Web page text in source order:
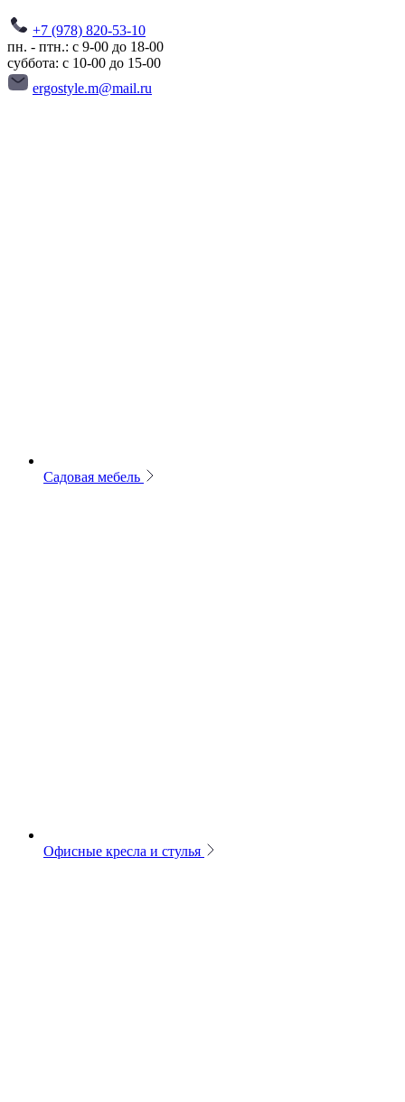
+7 (978) 820-53-10
пн. - птн.: с 9-00 до 18-00
суббота: с 10-00 до 15-00
ergostyle.m@mail.ru
Садовая мебель
Офисные кресла и стулья